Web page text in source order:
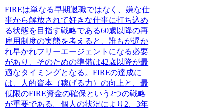
FIREは単なる早期退職ではなく、嫌な仕
事から解放されて好きな仕事に打ち込め
る状態を目指す戦略である60歳以降の再
雇用制度の実態を考えると、誰もが遅か
れ早かれフリーエージェントになる必要
があり、そのための準備は42歳以降が最
適なタイミングとなる。FIREの達成に
は、人的資本（稼げる力）の向上と、最
低限のFIRE資金の確保という2つの戦略
が重要である。個人の状況により2、3年